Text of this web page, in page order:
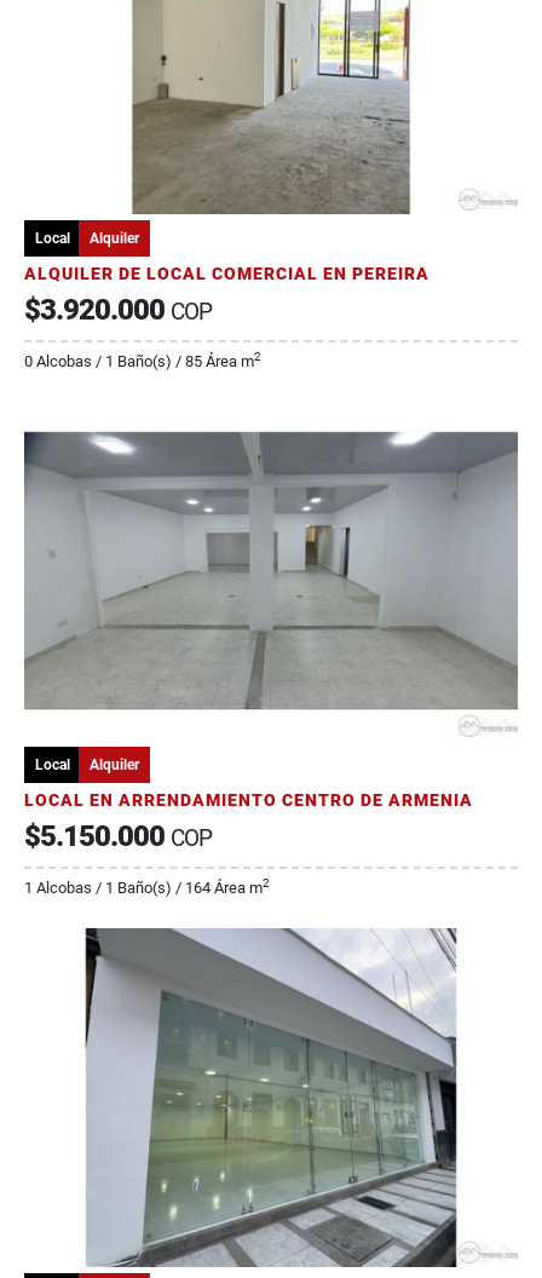
Local Alquiler
ALQUILER DE LOCAL COMERCIAL EN PEREIRA
$3.920.000 COP
0 Alcobas / 1 Baño(s) / 85 Área m2
Local Alquiler
LOCAL EN ARRENDAMIENTO CENTRO DE ARMENIA
$5.150.000 COP
1 Alcobas / 1 Baño(s) / 164 Área m2